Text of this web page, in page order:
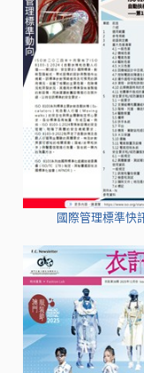
國際管理標準快